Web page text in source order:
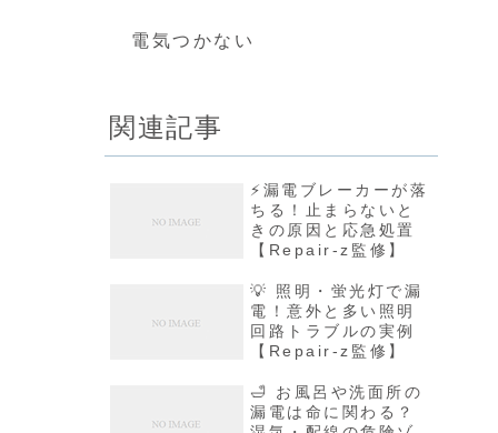
電気つかない
関連記事
⚡️漏電ブレーカーが落
ちる！止まらないと
きの原因と応急処置
【Repair-z監修】
💡 照明・蛍光灯で漏
電！意外と多い照明
回路トラブルの実例
【Repair-z監修】
🛁 お風呂や洗面所の
漏電は命に関わる？